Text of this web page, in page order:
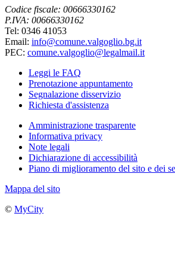
Codice fiscale: 00666330162
P.IVA: 00666330162
Tel: 0346 41053
Email: info@comune.valgoglio.bg.it
PEC: comune.valgoglio@legalmail.it
Leggi le FAQ
Prenotazione appuntamento
Segnalazione disservizio
Richiesta d'assistenza
Amministrazione trasparente
Informativa privacy
Note legali
Dichiarazione di accessibilità
Piano di miglioramento del sito e dei
Mappa del sito
© MyCity